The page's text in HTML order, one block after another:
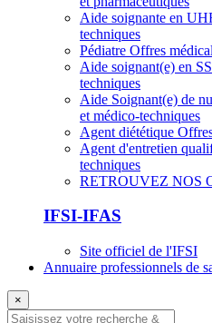
Aide soignante en
techniques
Pédiatre Offres
Aide soignant(e) en
techniques
Aide Soignant(e) de
et médico-techniques
Agent diététique
Agent d'entretien
techniques
RETROUVEZ NOS
IFSI-IFAS
Site officiel de l'IFSI
Annuaire professionnels de
×